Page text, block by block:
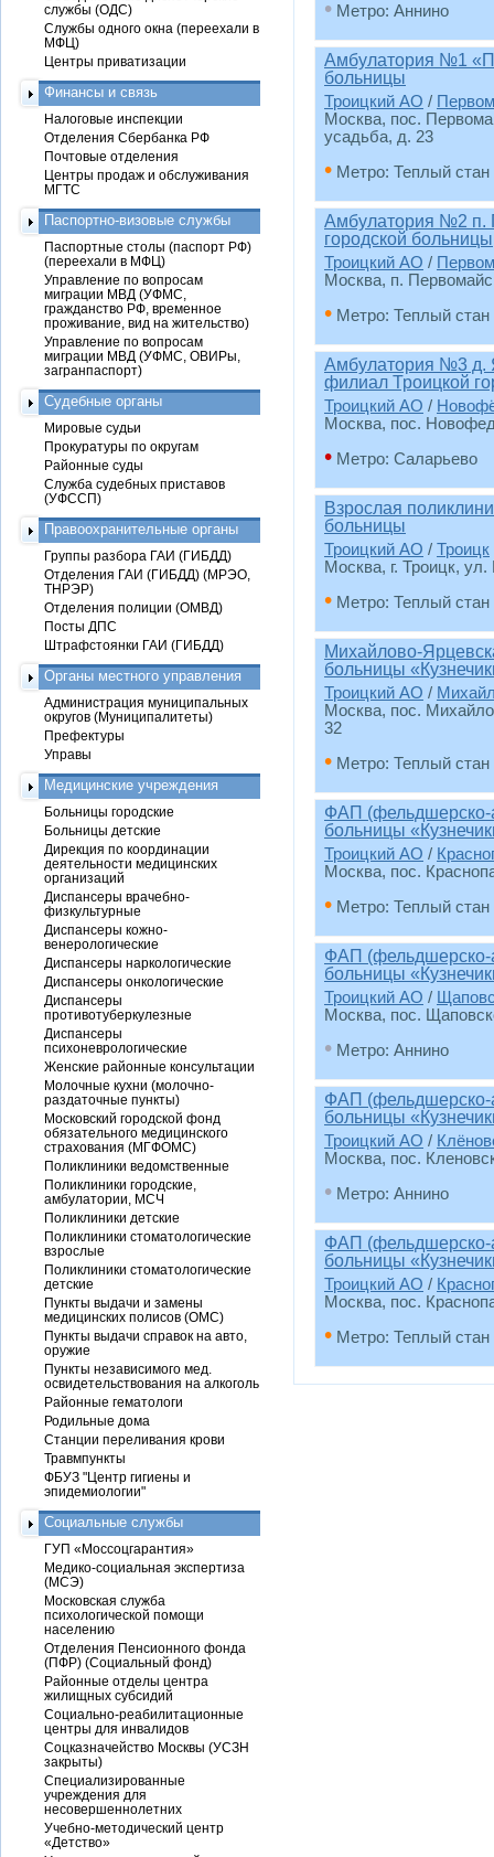
• Метро: Аннино
Амбулатория №1
больницы
Троицкий АО /
Москва, пос.
усадьба, д. 23
• Метро: Теплый стан
Амбулатория №2 п.
городской больницы
Троицкий АО /
Москва, п.
• Метро: Теплый стан
Амбулатория №3 д.
филиал Троицкой
Троицкий АО /
Москва, пос.
• Метро: Саларьево
Взрослая
больницы
Троицкий АО / Троицк
Москва, г. Троицк,
• Метро: Теплый стан
Михайлово-
больницы
Троицкий АО /
Москва, пос.
32
• Метро: Теплый стан
ФАП (фельдшерско-
больницы
Троицкий АО /
Москва, пос.
• Метро: Теплый стан
ФАП (фельдшерско-
больницы
Троицкий АО /
Москва, пос.
• Метро: Аннино
ФАП (фельдшерско-
больницы
Троицкий АО /
Москва, пос.
• Метро: Аннино
ФАП (фельдшерско-
больницы
Троицкий АО /
Москва, пос.
• Метро: Теплый стан
службы (ОДС)
Службы одного окна (переехали в
МФЦ)
Центры приватизации
Финансы и связь
Налоговые инспекции
Отделения Сбербанка РФ
Почтовые отделения
Центры продаж и обслуживания
МГТС
Паспортно-визовые службы
Паспортные столы (паспорт РФ)
(переехали в МФЦ)
Управление по вопросам
миграции МВД (УФМС,
гражданство РФ, временное
проживание, вид на жительство)
Управление по вопросам
миграции МВД (УФМС, ОВИРы,
загранпаспорт)
Судебные органы
Мировые судьи
Прокуратуры по округам
Районные суды
Служба судебных приставов
(УФССП)
Правоохранительные органы
Группы разбора ГАИ (ГИБДД)
Отделения ГАИ (ГИБДД) (МРЭО,
ТНРЭР)
Отделения полиции (ОМВД)
Посты ДПС
Штрафстоянки ГАИ (ГИБДД)
Органы местного управления
Администрация муниципальных
округов (Муниципалитеты)
Префектуры
Управы
Медицинские учреждения
Больницы городские
Больницы детские
Дирекция по координации
деятельности медицинских
организаций
Диспансеры врачебно-
физкультурные
Диспансеры кожно-
венерологические
Диспансеры наркологические
Диспансеры онкологические
Диспансеры
противотуберкулезные
Диспансеры
психоневрологические
Женские районные консультации
Молочные кухни (молочно-
раздаточные пункты)
Московский городской фонд
обязательного медицинского
страхования (МГФОМС)
Поликлиники ведомственные
Поликлиники городские,
амбулатории, МСЧ
Поликлиники детские
Поликлиники стоматологические
взрослые
Поликлиники стоматологические
детские
Пункты выдачи и замены
медицинских полисов (ОМС)
Пункты выдачи справок на авто,
оружие
Пункты независимого мед.
освидетельствования на алкоголь
Районные гематологи
Родильные дома
Станции переливания крови
Травмпункты
ФБУЗ "Центр гигиены и
эпидемиологии"
Социальные службы
ГУП «Моссоцгарантия»
Медико-социальная экспертиза
(МСЭ)
Московская служба
психологической помощи
населению
Отделения Пенсионного фонда
(ПФР) (Социальный фонд)
Районные отделы центра
жилищных субсидий
Социально-реабилитационные
центры для инвалидов
Соцказначейство Москвы (УСЗН
закрыты)
Специализированные
учреждения для
несовершеннолетних
Учебно-методический центр
«Детство»